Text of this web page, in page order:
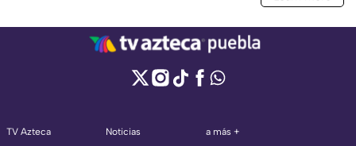
TV Azteca
Noticias
a más +